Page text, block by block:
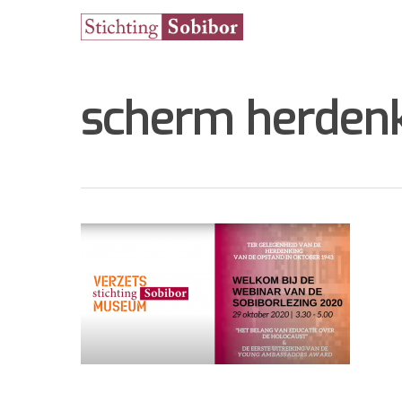
Hit enter to search or ESC to close
scherm